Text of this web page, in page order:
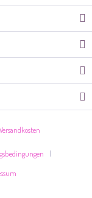
Versandkosten